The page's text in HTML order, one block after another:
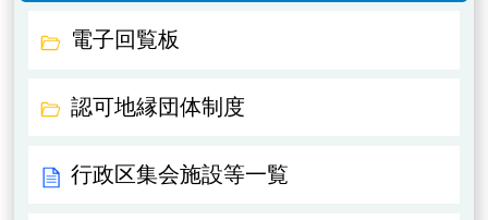
電子回覧板
認可地縁団体制度
行政区集会施設等一覧